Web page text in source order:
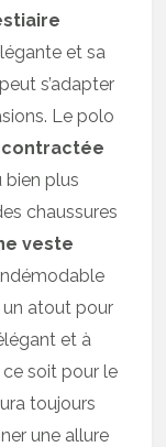
et sa
s’adapter
Le polo
bien plus
chaussures
veste
Indémodable
atout pour
et à
ce soit pour le
toujours
une allure